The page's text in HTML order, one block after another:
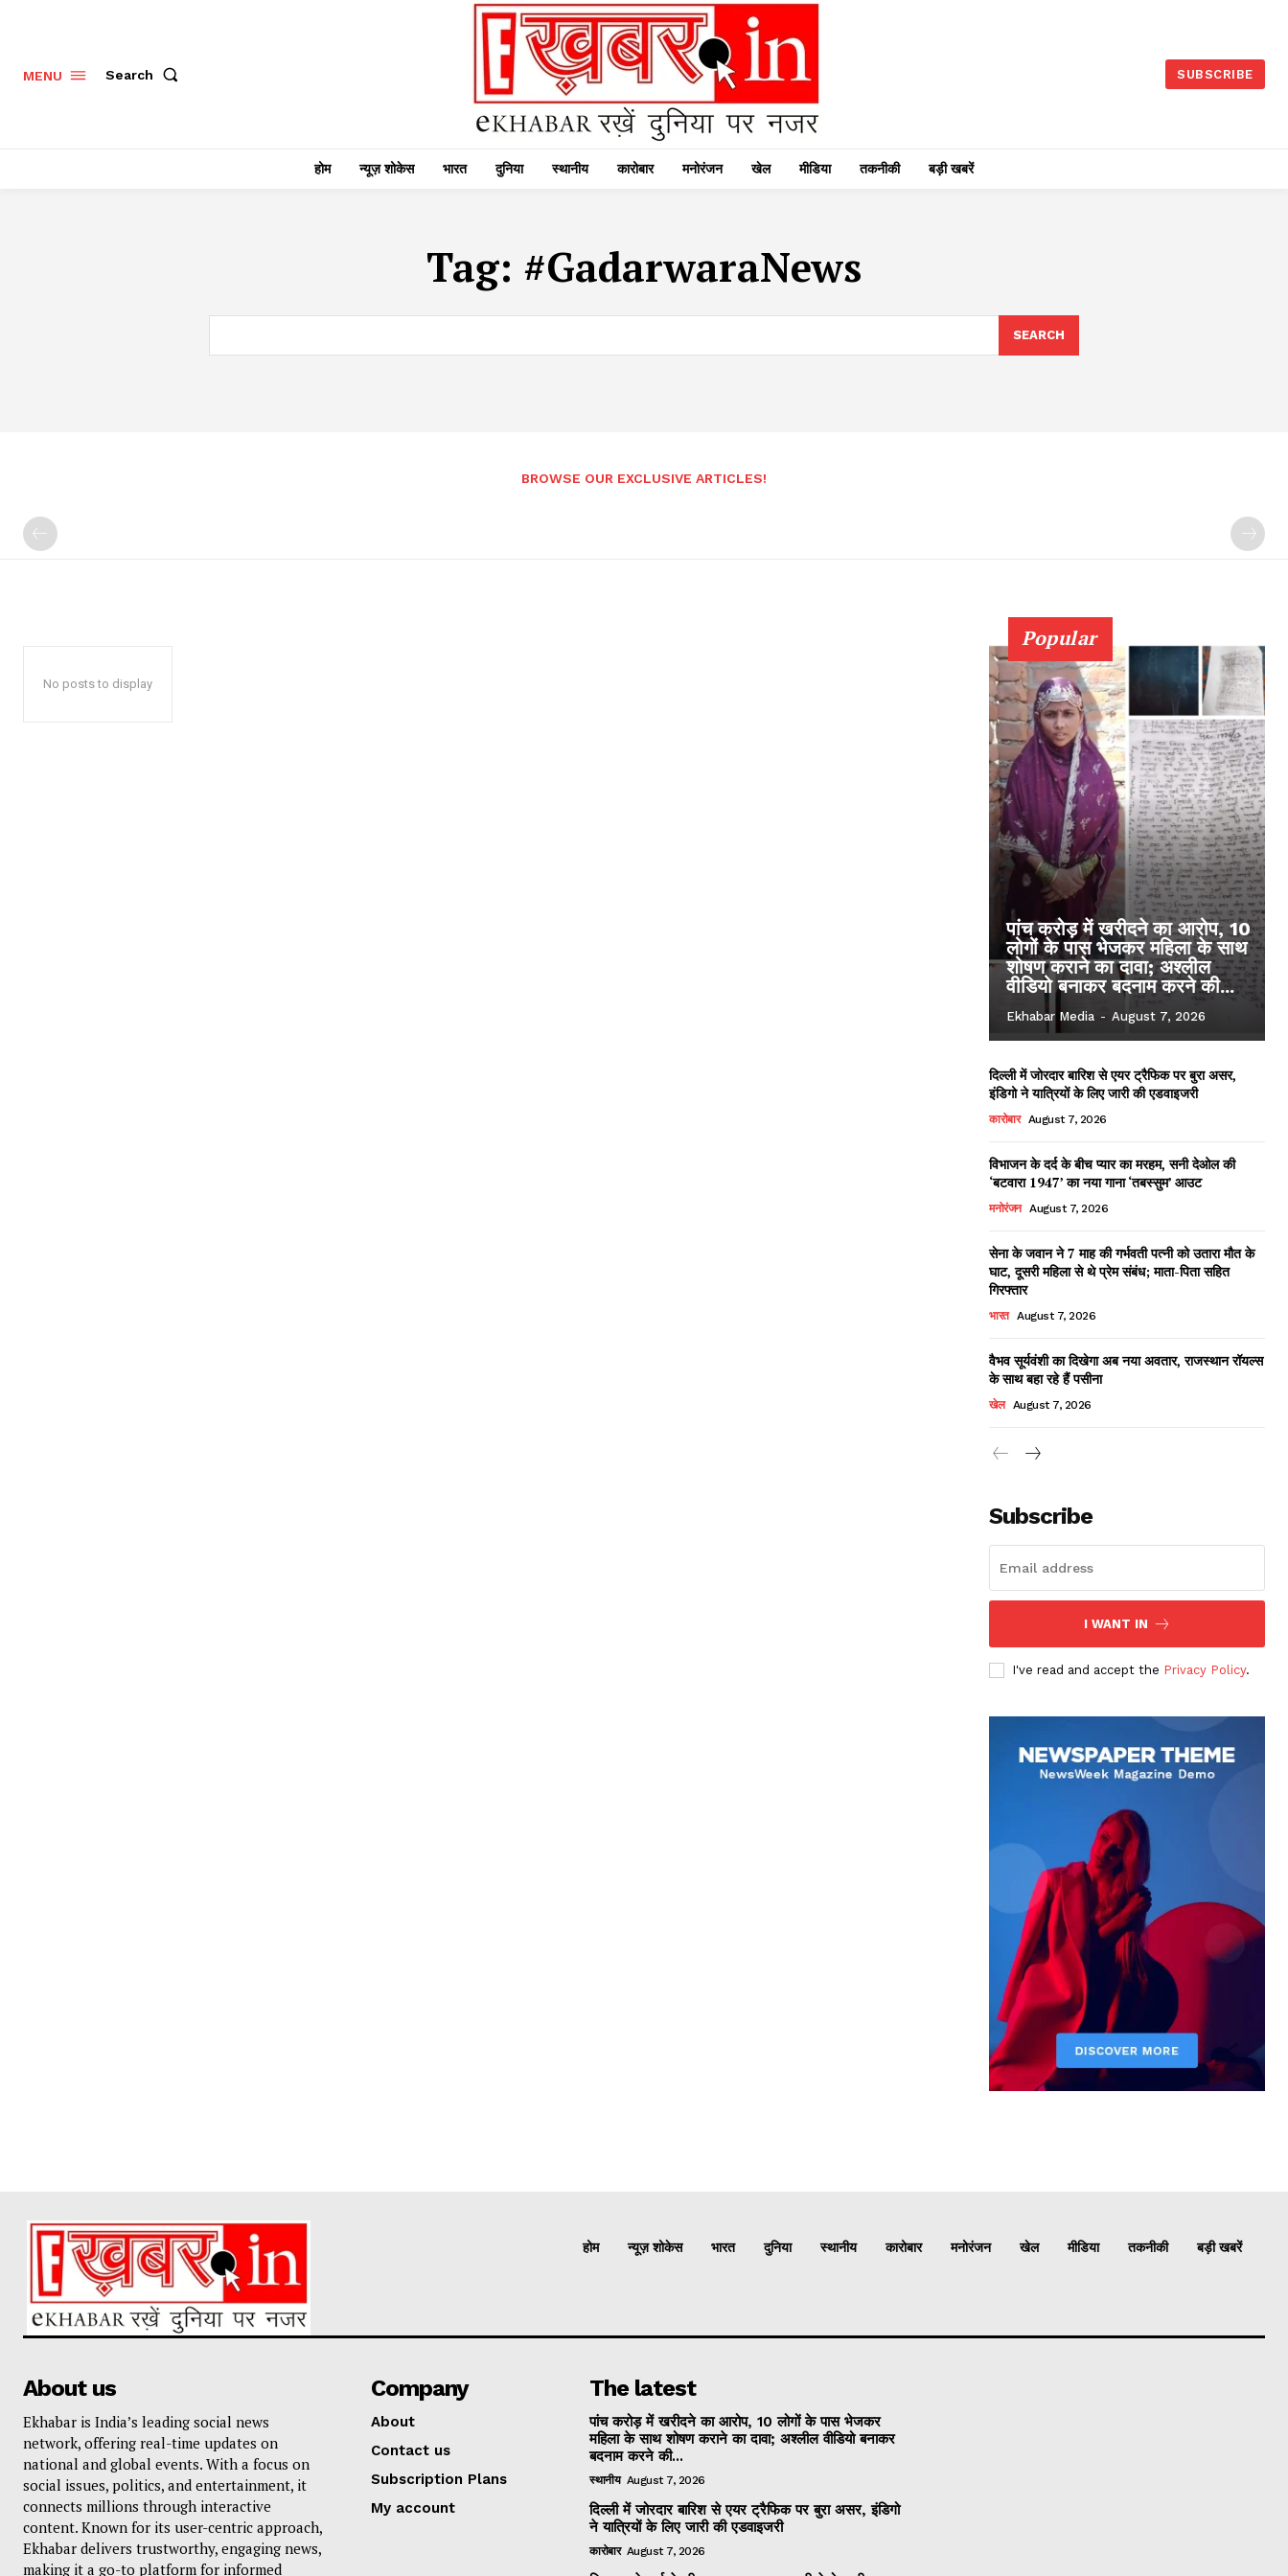
MENU Search SUBSCRIBE
होम न्यूज़ शोकेस भारत दुनिया स्थानीय कारोबार मनोरंजन खेल मीडिया तकनीकी बड़ी खबरें
Tag: #GadarwaraNews
SEARCH
BROWSE OUR EXCLUSIVE ARTICLES!
No posts to display
Popular
पांच करोड़ में खरीदने का आरोप, 10
लोगों के पास भेजकर महिला के साथ
शोषण कराने का दावा; अश्लील
वीडियो बनाकर बदनाम करने की...
Ekhabar Media - August 7, 2026
दिल्ली में जोरदार बारिश से एयर ट्रैफिक पर बुरा असर,
इंडिगो ने यात्रियों के लिए जारी की एडवाइजरी
कारोबार August 7, 2026
विभाजन के दर्द के बीच प्यार का मरहम, सनी देओल की
‘बटवारा 1947’ का नया गाना ‘तबस्सुम’ आउट
मनोरंजन August 7, 2026
सेना के जवान ने 7 माह की गर्भवती पत्नी को उतारा मौत के
घाट, दूसरी महिला से थे प्रेम संबंध; माता-पिता सहित
गिरफ्तार
भारत August 7, 2026
वैभव सूर्यवंशी का दिखेगा अब नया अवतार, राजस्थान रॉयल्स
के साथ बहा रहे हैं पसीना
खेल August 7, 2026
Subscribe
I WANT IN
I've read and accept the Privacy Policy.
होम न्यूज़ शोकेस भारत दुनिया स्थानीय कारोबार मनोरंजन खेल मीडिया तकनीकी बड़ी खबरें
About us
Ekhabar is India’s leading social news
network, offering real-time updates on
national and global events. With a focus on
social issues, politics, and entertainment, it
connects millions through interactive
content. Known for its user-centric approach,
Ekhabar delivers trustworthy, engaging news,
making it a go-to platform for informed
Company
About
Contact us
Subscription Plans
My account
The latest
पांच करोड़ में खरीदने का आरोप, 10 लोगों के पास भेजकर
महिला के साथ शोषण कराने का दावा; अश्लील वीडियो बनाकर
बदनाम करने की...
स्थानीय August 7, 2026
दिल्ली में जोरदार बारिश से एयर ट्रैफिक पर बुरा असर, इंडिगो
ने यात्रियों के लिए जारी की एडवाइजरी
कारोबार August 7, 2026